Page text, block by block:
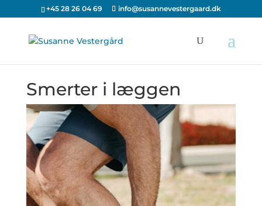
+45 28 26 04 69 info@susannevestergaard.dk
Smerter i læggen